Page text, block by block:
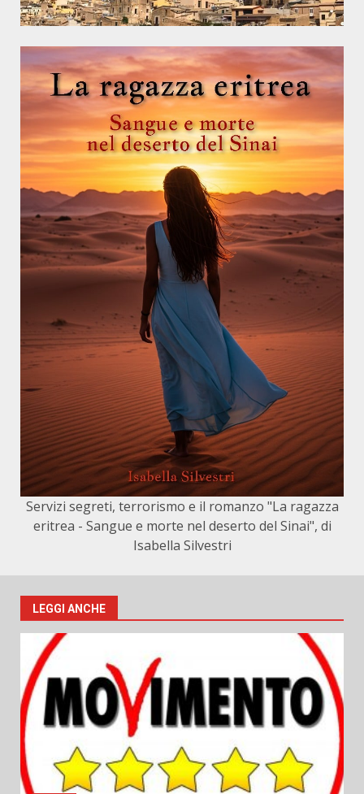
Servizi segreti, terrorismo e il romanzo "La ragazza
eritrea - Sangue e morte nel deserto del Sinai", di
Isabella Silvestri
LEGGI ANCHE